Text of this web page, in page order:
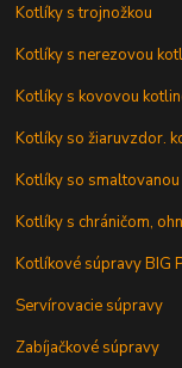
Kotlíky s trojnožkou
Kotlíky s nerezovou
Kotlíky s kovovou
Kotlíky so žiaruvzdor.
Kotlíky so
Kotlíky s chráničom,
Kotlíkové súpravy BIG
Servírovacie súpravy
Zabíjačkové súpravy